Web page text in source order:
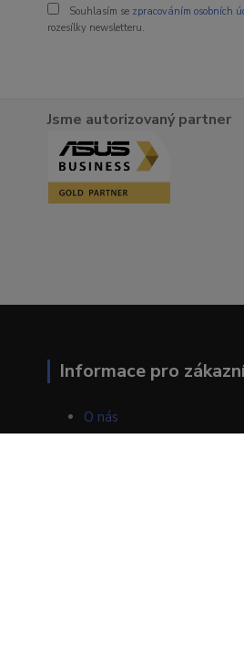
Souhlasím se zpracováním osobních
rozesílky newsletteru.
Jsme autorizovaný partner
Informace pro
O nás
Jak nakupovat